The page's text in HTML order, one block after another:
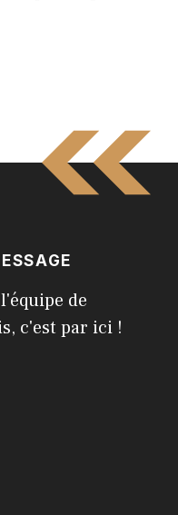
de
c'est par ici !